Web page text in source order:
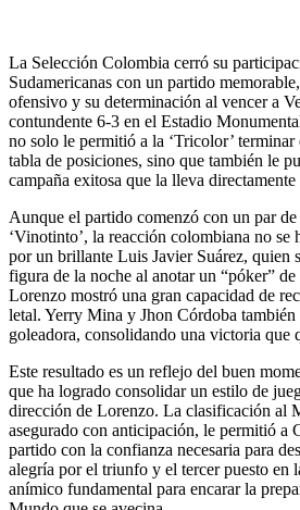
La Selección Colombia cerró su
Sudamericanas con un partido
ofensivo y su determinación al vencer a
contundente 6-3 en el Estadio
no solo le permitió a la ‘Tricolor’ terminar
tabla de posiciones, sino que también le
campaña exitosa que la lleva
Aunque el partido comenzó con un par de
‘Vinotinto’, la reacción colombiana no se
por un brillante Luis Javier Suárez, quien
figura de la noche al anotar un “póker”
Lorenzo mostró una gran capacidad de
letal. Yerry Mina y Jhon Córdoba también
goleadora, consolidando una victoria que
Este resultado es un reflejo del buen
que ha logrado consolidar un estilo de
dirección de Lorenzo. La clasificación al
asegurado con anticipación, le permitió a
partido con la confianza necesaria para
alegría por el triunfo y el tercer puesto en
anímico fundamental para encarar la